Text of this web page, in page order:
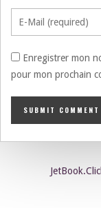
Enregistrer mon
pour mon prochain